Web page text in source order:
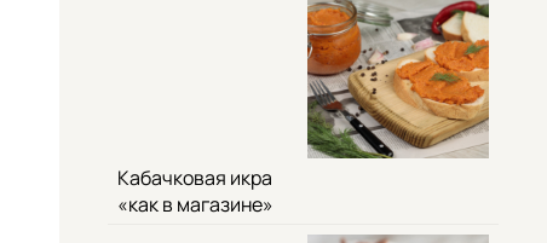
Кабачковая икра
«как в магазине»